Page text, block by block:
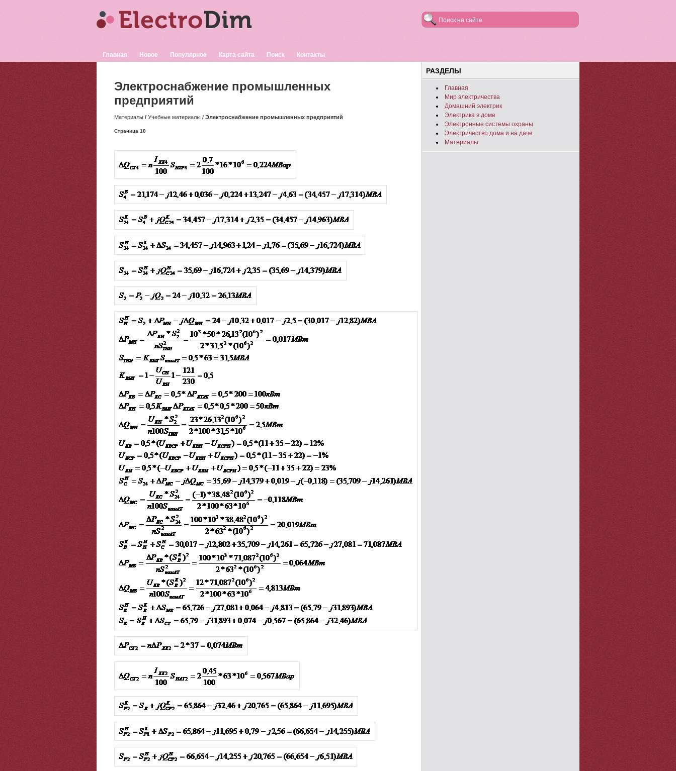
Главная Новое Популярное Карта сайта Поиск Контакты
Электроснабжение промышленных
предприятий
Материалы / Учебные материалы / Электроснабжение промышленных предприятий
Страница 10
РАЗДЕЛЫ
Главная
Мир электричества
Домашний электрик
Электрика в доме
Электронные системы охраны
Электричество дома и на даче
Материалы